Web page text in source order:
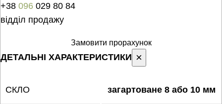
+38 096 029 80 84
відділ продажу
Замовити прорахунок
ДЕТАЛЬНІ ХАРАКТЕРИСТИКИ ×
СКЛО загартоване 8 або 10 мм